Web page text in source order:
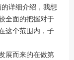
详细介绍，我想
全面的把握对于
这个范围内，子
展而来的在做第